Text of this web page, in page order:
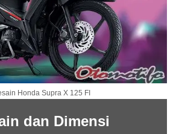
Honda Supra X 125 FI
dan Dimensi